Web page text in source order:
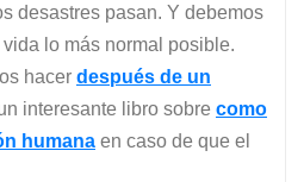
desastres pasan. Y debemos
lo más normal posible.
hacer después de un
interesante libro sobre como
humana en caso de que el